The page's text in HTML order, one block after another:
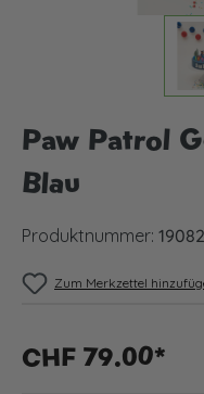
Paw Patrol
Blau
Produktnummer:
Zum Merkzettel
CHF 79.00*